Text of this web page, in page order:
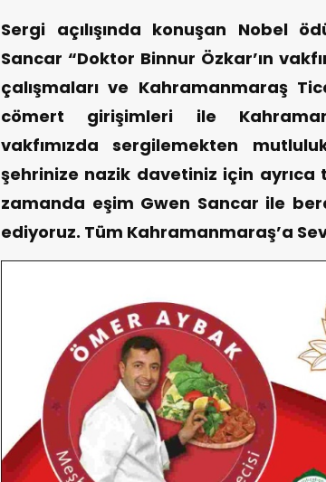
Sergi açılışında konuşan Nobel
Sancar “Doktor Binnur Özkar’ın
çalışmaları ve Kahramanmaraş
cömert girişimleri ile
vakfımızda sergilemekten
şehrinize nazik davetiniz için ayrıca
zamanda eşim Gwen Sancar ile
ediyoruz. Tüm Kahramanmaraş’a